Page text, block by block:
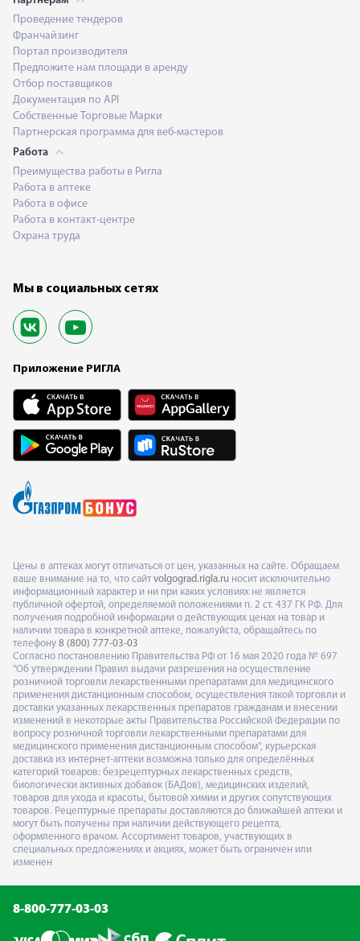
Проведение тендеров
Франчайзинг
Портал производителя
Предложите нам площади в аренду
Отбор поставщиков
Документация по API
Собственные Торговые Марки
Партнерская программа для веб-мастеров
Работа
Преимущества работы в Ригла
Работа в аптеке
Работа в офисе
Работа в контакт-центре
Охрана труда
Мы в социальных сетях
Приложение РИГЛА
Цены в аптеках могут отличаться от цен, указанных на сайте. Обращаем
ваше внимание на то, что сайт volgograd.rigla.ru носит исключительно
информационный характер и ни при каких условиях не является
публичной офертой, определяемой положениями п. 2 ст. 437 ГК РФ. Для
получения подробной информации о действующих ценах на товар и
наличии товара в конкретной аптеке, пожалуйста, обращайтесь по
телефону 8 (800) 777-03-03
Согласно постановлению Правительства РФ от 16 мая 2020 года № 697
"Об утверждении Правил выдачи разрешения на осуществление
розничной торговли лекарственными препаратами для медицинского
применения дистанционным способом, осуществления такой торговли и
доставки указанных лекарственных препаратов гражданам и внесении
изменений в некоторые акты Правительства Российской Федерации по
вопросу розничной торговли лекарственными препаратами для
медицинского применения дистанционным способом", курьерская
доставка из интернет-аптеки возможна только для определённых
категорий товаров: безрецептурных лекарственных средств,
биологически активных добавок (БАДов), медицинских изделий,
товаров для ухода и красоты, бытовой химии и других сопутствующих
товаров. Рецептурные препараты доставляются до ближайшей аптеки и
могут быть получены при наличии действующего рецепта,
оформленного врачом. Ассортимент товаров, участвующих в
специальных предложениях и акциях, может быть ограничен или
изменен
8-800-777-03-03